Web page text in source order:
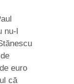
nu-l
euro
că